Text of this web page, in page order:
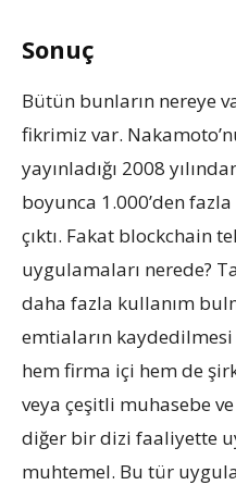
Sonuç
Bütün bunların nereye
fikrimiz var.
yayınladığı 2008
boyunca 1.000’den
çıktı. Fakat blockchain
uygulamaları nerede?
daha fazla kullanım
emtiaların
hem firma içi hem de
veya çeşitli muhasebe
diğer bir dizi faaliyette
muhtemel. Bu tür